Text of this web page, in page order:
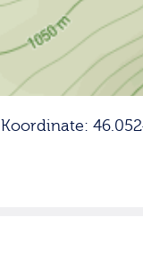
Koordinate: